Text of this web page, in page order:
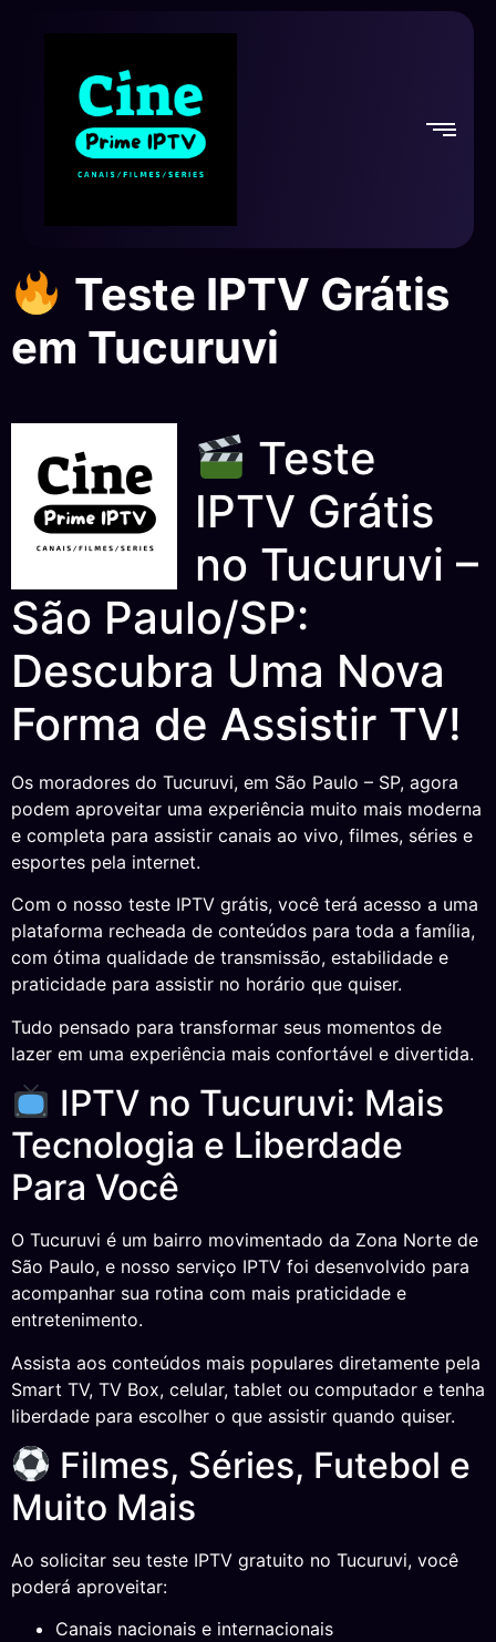
Teste IPTV Grátis
em Tucuruvi
Teste
IPTV Grátis
no Tucuruvi –
São Paulo/SP:
Descubra Uma Nova
Forma de Assistir TV!
Os moradores do Tucuruvi, em São Paulo – SP, agora
podem aproveitar uma experiência muito mais moderna
e completa para assistir canais ao vivo, filmes, séries e
esportes pela internet.
Com o nosso teste IPTV grátis, você terá acesso a uma
plataforma recheada de conteúdos para toda a família,
com ótima qualidade de transmissão, estabilidade e
praticidade para assistir no horário que quiser.
Tudo pensado para transformar seus momentos de
lazer em uma experiência mais confortável e divertida.
IPTV no Tucuruvi: Mais
Tecnologia e Liberdade
Para Você
O Tucuruvi é um bairro movimentado da Zona Norte de
São Paulo, e nosso serviço IPTV foi desenvolvido para
acompanhar sua rotina com mais praticidade e
entretenimento.
Assista aos conteúdos mais populares diretamente pela
Smart TV, TV Box, celular, tablet ou computador e tenha
liberdade para escolher o que assistir quando quiser.
Filmes, Séries, Futebol e
Muito Mais
Ao solicitar seu teste IPTV gratuito no Tucuruvi, você
poderá aproveitar:
Canais nacionais e internacionais